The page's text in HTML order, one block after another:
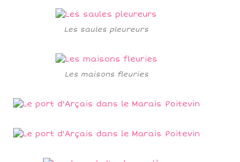
Les saules pleureurs
Les maisons fleuries